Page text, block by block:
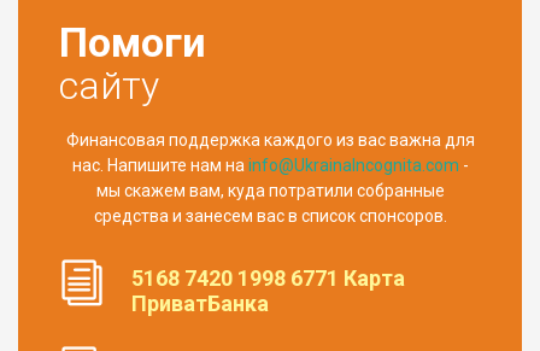
Помоги
сайту
Финансовая поддержка каждого из вас важна для
нас. Напишите нам наinfo@UkrainaIncognita.com -
мы скажем вам, куда потратили собранные
средства и занесем вас в список спонсоров.
5168 7420 1998 6771 Карта
ПриватБанка